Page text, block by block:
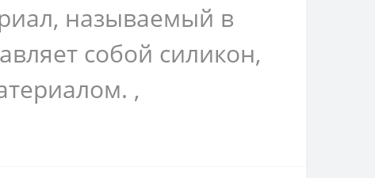
называемый в
собой силикон,
,